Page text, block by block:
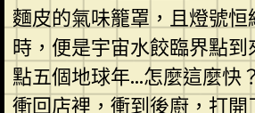
麵皮的氣味籠罩，且燈號
時，便是宇宙水餃臨界點
點五個地球年…怎麼這麼快
衝回店裡，衝到後廚，打